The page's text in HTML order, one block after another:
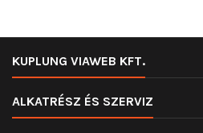
KUPLUNG VIAWEB KFT.
ALKATRÉSZ ÉS SZERVIZ